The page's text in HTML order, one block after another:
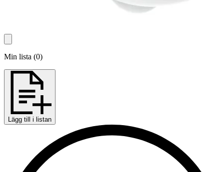
Min lista (0)
Lägg till i listan